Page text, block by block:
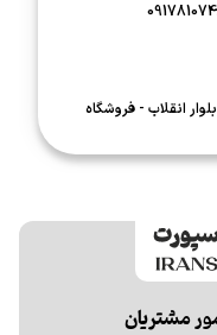
انقلاب - فروشگاه
مشتریان